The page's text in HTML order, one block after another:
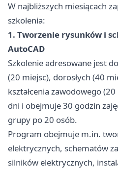
W najbliższych miesiącach
szkolenia:
1. Tworzenie rysunków i
AutoCAD
Szkolenie adresowane jest
(20 miejsc), dorosłych (40
kształcenia zawodowego
dni i obejmuje 30 godzin
grupy po 20 osób.
Program obejmuje m.in.
elektrycznych, schematów
silników elektrycznych,